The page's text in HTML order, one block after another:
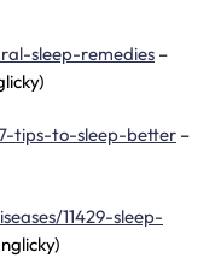
sleep-remedies –
tips-to-sleep-better –
11429-sleep-